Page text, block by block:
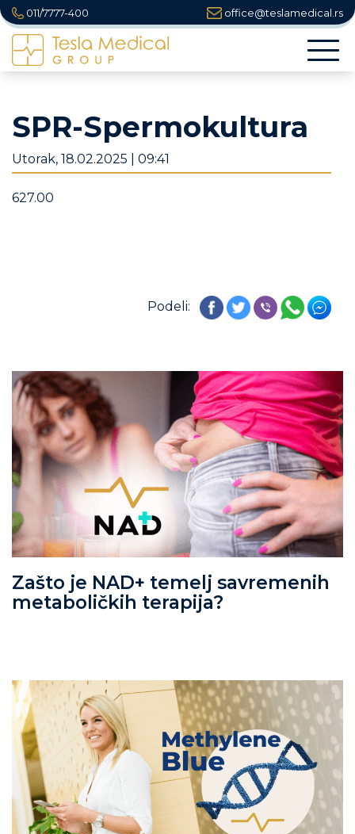
011/7777-400 office@teslamedical.rs
SPR-Spermokultura
Utorak, 18.02.2025 | 09:41
627.00
Podeli:
Zašto je NAD+ temelj savremenih
metaboličkih terapija?